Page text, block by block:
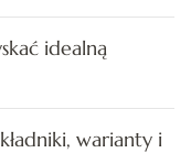
idealną
warianty i